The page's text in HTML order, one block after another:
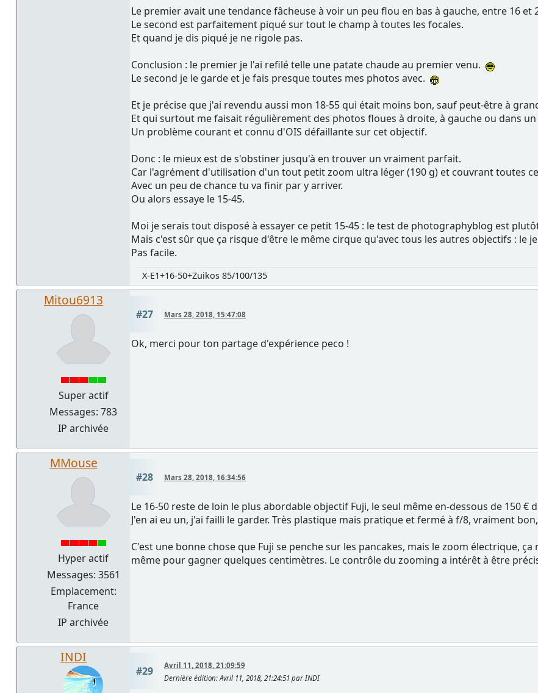
Le premier avait une tendance fâcheuse à voir un peu flou en bas à gauche, entre 16 et
Le second est parfaitement piqué sur tout le champ à toutes les focales.
Et quand je dis piqué je ne rigole pas.
Conclusion : le premier je l'ai refilé telle une patate chaude au premier venu.
Le second je le garde et je fais presque toutes mes photos avec.
Et je précise que j'ai revendu aussi mon 18-55 qui était moins bon, sauf peut-être à
Et qui surtout me faisait régulièrement des photos floues à droite, à gauche ou dans un
Un problème courant et connu d'OIS défaillante sur cet objectif.
Donc : le mieux est de s'obstiner jusqu'à en trouver un vraiment parfait.
Car l'agrément d'utilisation d'un tout petit zoom ultra léger (190 g) et couvrant toutes
Avec un peu de chance tu va finir par y arriver.
Ou alors essaye le 15-45.
Moi je serais tout disposé à essayer ce petit 15-45 : le test de photographyblog est
Mais c'est sûr que ça risque d'être le même cirque qu'avec tous les autres objectifs : le
Pas facile.
X-E1+16-50+Zuikos 85/100/135
Mitou6913
Super actif
Messages: 783
IP archivée
#27 Mars 28, 2018, 15:47:08
Ok, merci pour ton partage d'expérience peco !
MMouse
Hyper actif
Messages: 3561
Emplacement:
France
IP archivée
#28 Mars 28, 2018, 16:34:56
Le 16-50 reste de loin le plus abordable objectif Fuji, le seul même en-dessous de 150 €
J'en ai eu un, j'ai failli le garder. Très plastique mais pratique et fermé à f/8, vraiment
C'est une bonne chose que Fuji se penche sur les pancakes, mais le zoom électrique,
même pour gagner quelques centimètres. Le contrôle du zooming a intérêt à être
INDI
#29
Avril 11, 2018, 21:09:59
Dernière édition: Avril 11, 2018, 21:24:51 par INDI